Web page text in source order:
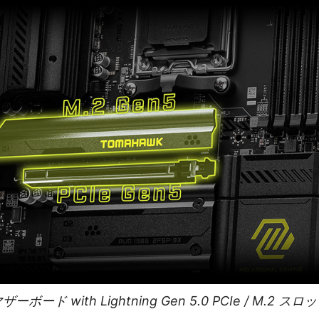
ザーボード with Lightning Gen 5.0 PCIe / M.2 スロッ